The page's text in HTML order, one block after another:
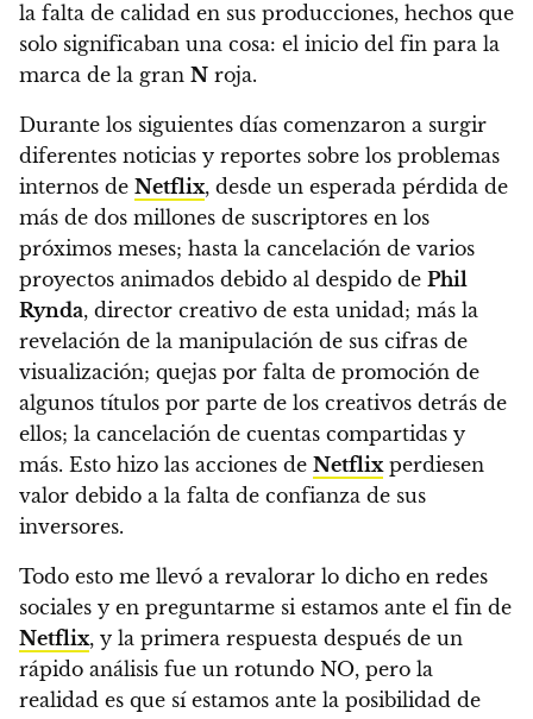
la falta de calidad en sus producciones, hechos que
solo significaban una cosa: el inicio del fin para la
marca de la gran N roja.
Durante los siguientes días comenzaron a surgir
diferentes noticias y reportes sobre los problemas
internos de Netflix, desde un esperada pérdida de
más de dos millones de suscriptores en los
próximos meses; hasta la cancelación de varios
proyectos animados debido al despido de Phil
Rynda, director creativo de esta unidad; más la
revelación de la manipulación de sus cifras de
visualización; quejas por falta de promoción de
algunos títulos por parte de los creativos detrás de
ellos; la cancelación de cuentas compartidas y
más. Esto hizo las acciones de Netflixperdiesen
valor debido a la falta de confianza de sus
inversores.
Todo esto me llevó a revalorar lo dicho en redes
sociales y en preguntarme si estamos ante el fin de
Netflix, y la primera respuesta después de un
rápido análisis fue un rotundo NO, pero la
realidad es que sí estamos ante la posibilidad de